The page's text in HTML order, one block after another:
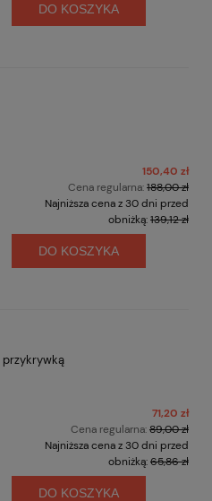
DO KOSZYKA
150,40 zł
Cena regularna:188,00 zł
Najniższa cena z 30 dni przed
obniżką:139,12 zł
DO KOSZYKA
przykrywką
71,20 zł
Cena regularna:89,00 zł
Najniższa cena z 30 dni przed
obniżką:65,86 zł
DO KOSZYKA